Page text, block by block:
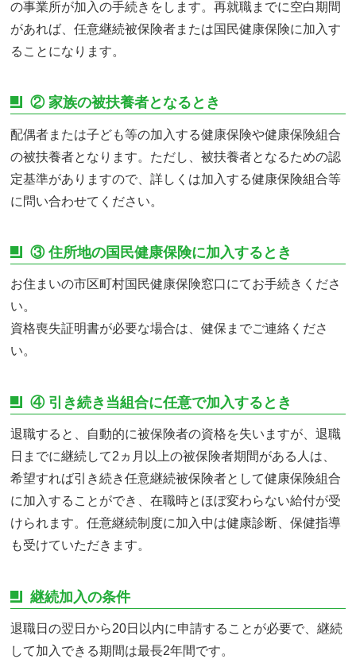
の事業所が加入の手続きをします。再就職までに空白期間
があれば、任意継続被保険者または国民健康保険に加入す
ることになります。
② 家族の被扶養者となるとき
配偶者または子ども等の加入する健康保険や健康保険組合
の被扶養者となります。ただし、被扶養者となるための認
定基準がありますので、詳しくは加入する健康保険組合等
に問い合わせてください。
③ 住所地の国民健康保険に加入するとき
お住まいの市区町村国民健康保険窓口にてお手続きくださ
い。
資格喪失証明書が必要な場合は、健保までご連絡くださ
い。
④ 引き続き当組合に任意で加入するとき
退職すると、自動的に被保険者の資格を失いますが、退職
日までに継続して2ヵ月以上の被保険者期間がある人は、
希望すれば引き続き任意継続被保険者として健康保険組合
に加入することができ、在職時とほぼ変わらない給付が受
けられます。任意継続制度に加入中は健康診断、保健指導
も受けていただきます。
継続加入の条件
退職日の翌日から20日以内に申請することが必要で、継続
して加入できる期間は最長2年間です。